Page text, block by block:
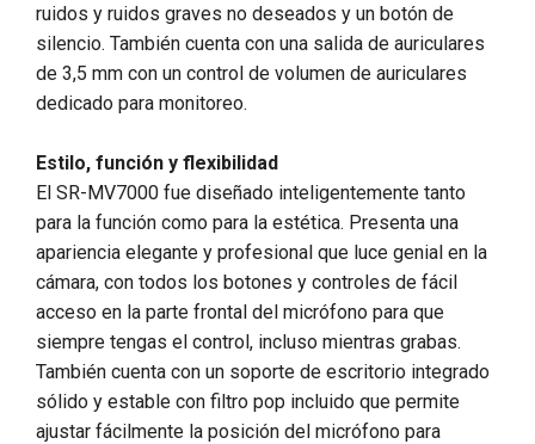
ruidos y ruidos graves no deseados y un botón de
silencio. También cuenta con una salida de auriculares
de 3,5 mm con un control de volumen de auriculares
dedicado para monitoreo.
Estilo, función y flexibilidad
El SR-MV7000 fue diseñado inteligentemente tanto
para la función como para la estética. Presenta una
apariencia elegante y profesional que luce genial en la
cámara, con todos los botones y controles de fácil
acceso en la parte frontal del micrófono para que
siempre tengas el control, incluso mientras grabas.
También cuenta con un soporte de escritorio integrado
sólido y estable con filtro pop incluido que permite
ajustar fácilmente la posición del micrófono para